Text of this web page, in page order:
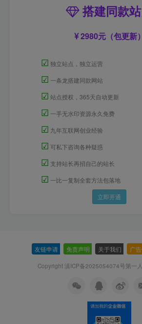
搭建同款
2980元（包更新）
☑ 独立站点，独立运营
☑ 一条龙搭建同款网站
☑ 站点授权，365天自动更新
☑ 一手无水印资源永久免费
☑ 九年互联网创业经验
☑ 可私下咨询各种疑惑
☑ 支持站长再招自己的站长
☑ 一比一复制全套方法包落地
立即开通
友链申请 免责声明 关于我们 广
Copyright 滇ICP备2025054074号第一